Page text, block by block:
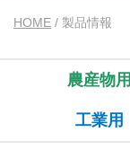
HOME / 製品情報
農産物用
工業用